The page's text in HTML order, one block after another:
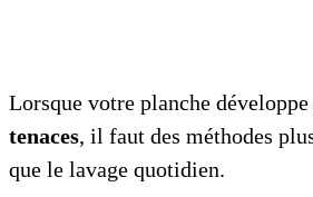
Lorsque votre planche développe
tenaces, il faut des méthodes
que le lavage quotidien.